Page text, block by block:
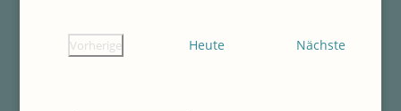
Vorherige
Veranstaltungen
Heute Nächste